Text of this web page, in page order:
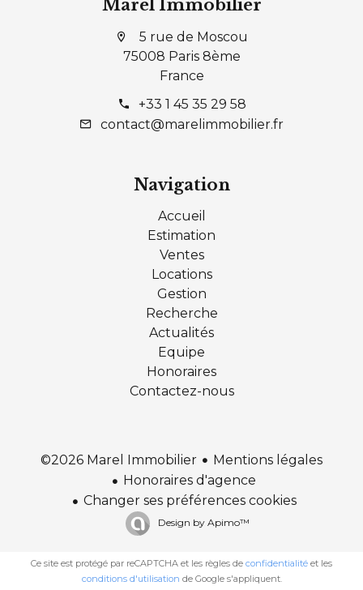
Marel Immobilier
5 rue de Moscou
75008 Paris 8ème
France
+33 1 45 35 29 58
contact@marelimmobilier.fr
Navigation
Accueil
Estimation
Ventes
Locations
Gestion
Recherche
Actualités
Equipe
Honoraires
Contactez-nous
©2026 Marel Immobilier
Mentions légales
Honoraires d'agence
Changer ses préférences cookies
Design by Apimo™
Ce site est protégé par reCAPTCHA et les règles de confidentialité et les
conditions d'utilisation de Google s'appliquent.